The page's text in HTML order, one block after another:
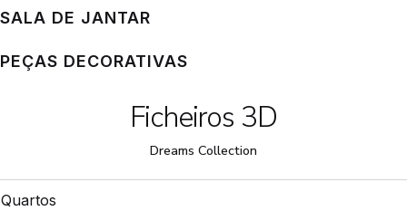
SALA DE JANTAR
PEÇAS DECORATIVAS
Ficheiros 3D
Dreams Collection
Quartos